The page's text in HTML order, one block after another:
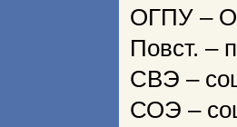
ОГПУ –
Повст. –
СВЭ –
СОЭ –